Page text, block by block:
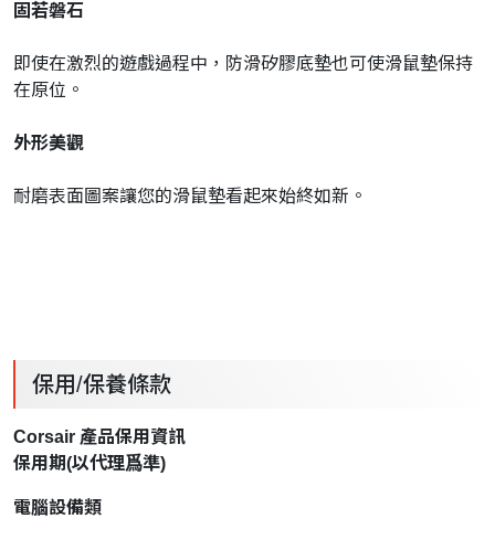
固若磐石
即使在激烈的遊戲過程中，防滑矽膠底墊也可使滑鼠墊保持
在原位。
外形美觀
耐磨表面圖案讓您的滑鼠墊看起來始終如新。
保用/保養條款
Corsair 產品保用資訊
保用期(以代理爲準)
電腦設備類